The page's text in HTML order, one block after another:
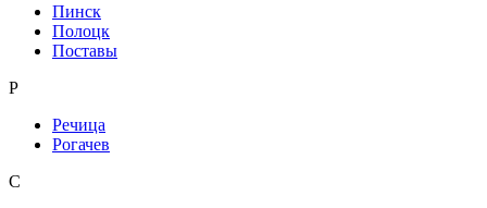
Пинск
Полоцк
Поставы
Р
Речица
Рогачев
С